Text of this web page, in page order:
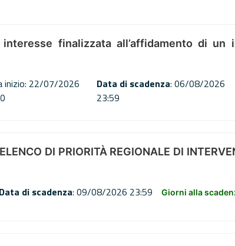
finalizzata all’affidamento di un
inizio: 22/07/2026
Data di scadenza: 06/08/2026
23:59
DI PRIORITÀ REGIONALE DI
Data di scadenza: 09/08/2026 23:59 Giorni alla